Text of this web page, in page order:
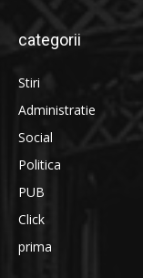
categorii
Stiri
Administratie
Social
Politica
PUB
Click
prima